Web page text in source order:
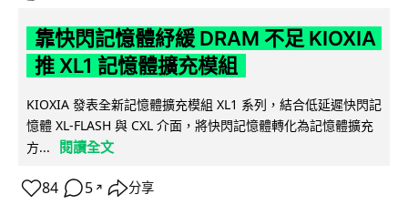
靠快閃記憶體紓緩 DRAM 不足 KIOXIA
推 XL1 記憶體擴充模組
KIOXIA 發表全新記憶體擴充模組 XL1 系列，結合低延遲快閃記
憶體 XL-FLASH 與 CXL 介面，將快閃記憶體轉化為記憶體擴充
方...
閱讀全文
84 5 ↗ 分享